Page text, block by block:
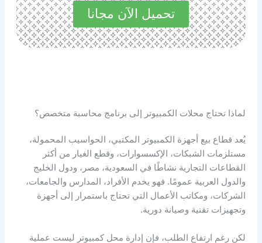
تحميل الآن مجانا
لماذا تحتاج محلات الكمبيوتر إلى برنامج محاسبة متخصص؟
يُعد قطاع بيع أجهزة الكمبيوتر المكتبي، الحواسيب المحمولة،
مستلزمات الشبكات، الإكسسوارات، وقطع الغيار من أكثر
القطاعات التجارية نشاطًا في السعودية، مصر، ودول الخليج
والدول العربية عمومًا. فهو يخدم الأفراد، المدارس والجامعات،
الشركات، ومكاتب الأعمال التي تحتاج باستمرار إلى أجهزة
وتجهيزات تقنية وصيانة دورية.
لكن رغم ارتفاع الطلب، فإن إدارة محل كمبيوتر ليست عملية